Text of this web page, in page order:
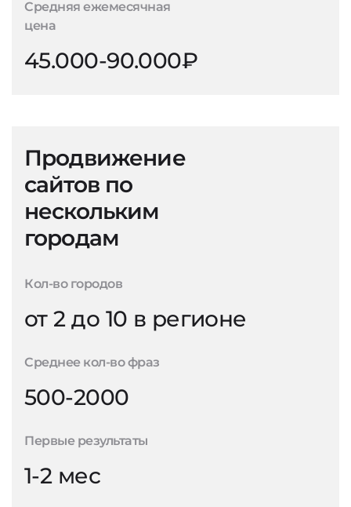
Средняя ежемесячная
цена
45.000-90.000₽
Продвижение
сайтов по
нескольким
городам
Кол-во городов
от 2 до 10 в регионе
Среднее кол-во фраз
500-2000
Первые результаты
1-2 мес